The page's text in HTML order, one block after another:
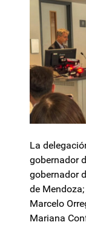
La
gobernador
gobernador
de
Marcelo
Mariana